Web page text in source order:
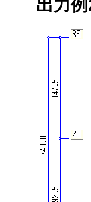
出力